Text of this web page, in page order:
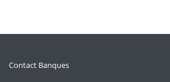
Contact Banques